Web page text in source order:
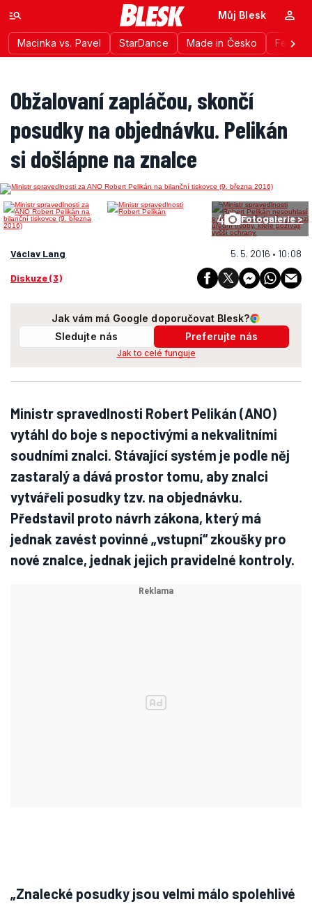
Macinka vs. Pavel StarDance Made in Česko
Můj Blesk
Obžalovaní zapláčou, skončí
posudky na objednávku. Pelikán
si došlápne na znalce
4 Fotogalerie >
Václav Lang 5. 5. 2016 • 10:08
Diskuze (3)
Jak vám má Google doporučovat Blesk?
Sledujte nás
Preferujte nás
Jak to celé funguje
Ministr spravedlnosti Robert Pelikán (ANO)
vytáhl do boje s nepoctivými a nekvalitními
soudními znalci. Stávající systém je podle něj
zastaralý a dává prostor tomu, aby znalci
vytvářeli posudky tzv. na objednávku.
Představil proto návrh zákona, který má
jednak zavést povinné „vstupní“ zkoušky pro
nové znalce, jednak jejich pravidelné kontroly.
„Znalecké posudky jsou velmi málo spolehlivé